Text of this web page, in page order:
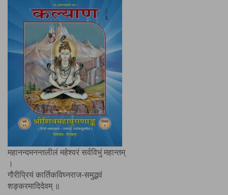
महानन्दमनन्तलीलं महेश्वरं सर्वविभुं महान्तम्
।
गौरीप्रियं कार्तिकविघ्नराज-समुद्भवं
शङ्करमादिदेवम् ॥